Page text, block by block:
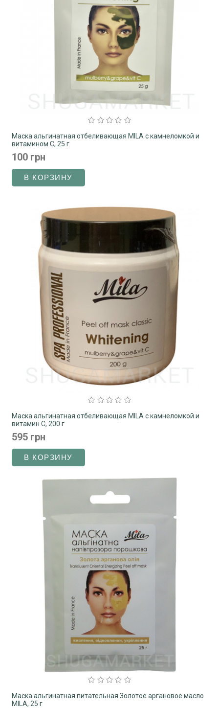
Маска альгинатная отбеливающая MILA с камнеломкой и
витамином C, 25 г
100 грн
Маска альгинатная отбеливающая MILA c камнеломкой и
витамин C, 200 г
595 грн
Маска альгинатная питательная Золотое аргановое масло
MILA, 25 г